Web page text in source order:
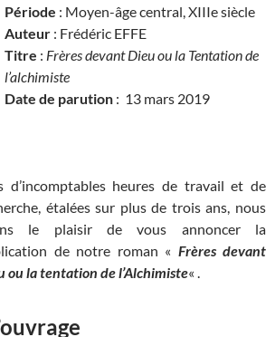
Période : Moyen-âge central, XIIIe siècle
Auteur : Frédéric EFFE
Titre : Frères devant Dieu ou la Tentation de
l’alchimiste
Date de parution : 13 mars 2019
d’incomptables heures de travail et de
étalées sur plus de trois ans, nous
le plaisir de vous annoncer la
de notre roman « Frères devant
ou la tentation de l’Alchimiste« .